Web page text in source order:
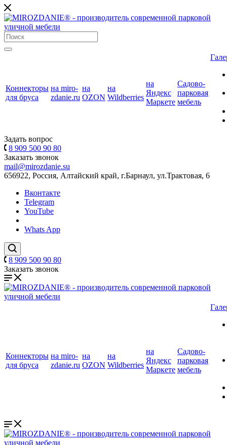
Коннекторы
для бруса
на miro-
zdanie.ru
на
OZON
на
Wildberries
на
Яндекс
Маркете
Садово-
парковая
мебель
Задать вопрос
8 909 500 90 80
Заказать звонок
mail@mirozdanie.su
656922, Россия, Алтайский край, г.Барнаул, ул.Трактовая, 6
Вконтакте
Telegram
YouTube
Whats App
8 909 500 90 80
Заказать звонок
Коннекторы
для бруса
на miro-
zdanie.ru
на
OZON
на
Wildberries
на
Яндекс
Маркете
Садово-
парковая
мебель